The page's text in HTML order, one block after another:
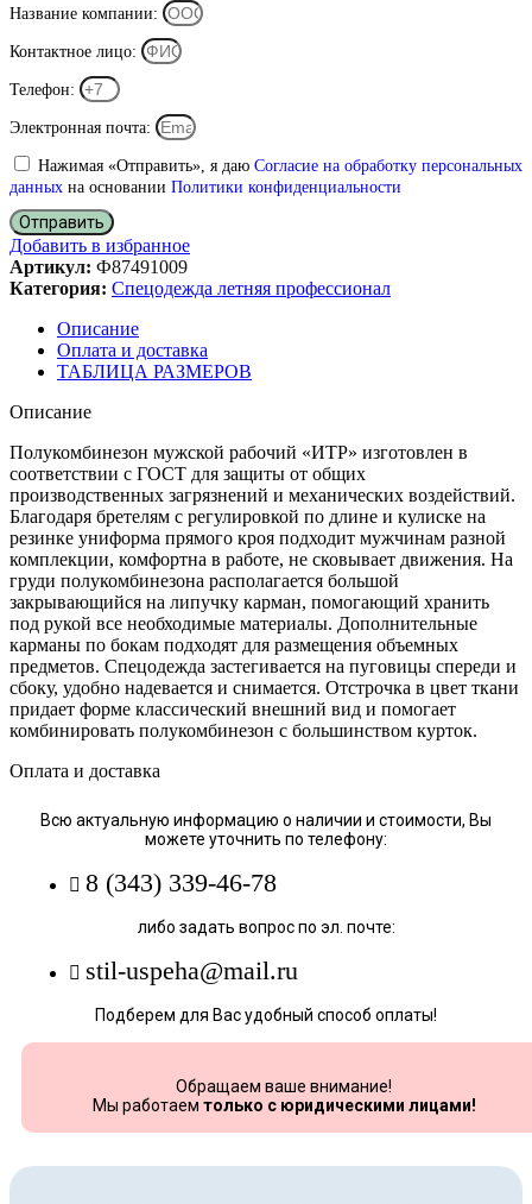
Название компании:
Контактное лицо:
Телефон:
Электронная почта:
Нажимая «Отправить», я даю Согласие на обработку персональных
данных на основании Политики конфиденциальности
Отправить
Добавить в избранное
Артикул: Ф87491009
Категория: Спецодежда летняя профессионал
Описание
Оплата и доставка
ТАБЛИЦА РАЗМЕРОВ
Описание
Полукомбинезон мужской рабочий «ИТР» изготовлен в
соответствии с ГОСТ для защиты от общих
производственных загрязнений и механических воздействий.
Благодаря бретелям с регулировкой по длине и кулиске на
резинке униформа прямого кроя подходит мужчинам разной
комплекции, комфортна в работе, не сковывает движения. На
груди полукомбинезона располагается большой
закрывающийся на липучку карман, помогающий хранить
под рукой все необходимые материалы. Дополнительные
карманы по бокам подходят для размещения объемных
предметов. Спецодежда застегивается на пуговицы спереди и
сбоку, удобно надевается и снимается. Отстрочка в цвет ткани
придает форме классический внешний вид и помогает
комбинировать полукомбинезон с большинством курток.
Оплата и доставка
Всю актуальную информацию о наличии и стоимости, Вы
можете уточнить по телефону:
8 (343) 339-46-78
либо задать вопрос по эл. почте:
stil-uspeha@mail.ru
Подберем для Вас удобный способ оплаты!
Обращаем ваше внимание!
Мы работаем только с юридическими лицами!